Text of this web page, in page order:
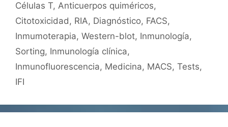
Células T, Anticuerpos quiméricos,
Citotoxicidad, RIA, Diagnóstico, FACS,
Inmumoterapia, Western-blot, Inmunología,
Sorting, Inmunología clínica,
Inmunofluorescencia, Medicina, MACS, Tests,
IFI